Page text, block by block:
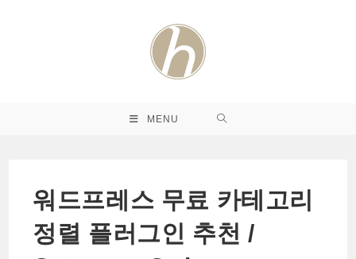
MENU
워드프레스 무료 카테고리
정렬 플러그인 추천 /